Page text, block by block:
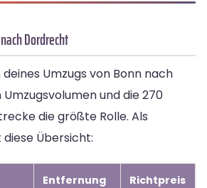
Dordrecht
Umzugs von Bonn nach
und die 270
die größte Rolle. Als
Übersicht:
Entfernung Richtpreis